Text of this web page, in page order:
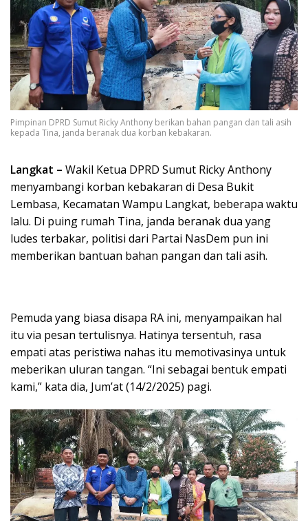
Pimpinan DPRD Sumut Ricky Anthony berikan bahan pangan dan tali asih
kepada Tina, janda beranak dua korban kebakaran.
Langkat – Wakil Ketua DPRD Sumut Ricky Anthony
menyambangi korban kebakaran di Desa Bukit
Lembasa, Kecamatan Wampu Langkat, beberapa waktu
lalu. Di puing rumah Tina, janda beranak dua yang
ludes terbakar, politisi dari Partai NasDem pun ini
memberikan bantuan bahan pangan dan tali asih.
Pemuda yang biasa disapa RA ini, menyampaikan hal
itu via pesan tertulisnya. Hatinya tersentuh, rasa
empati atas peristiwa nahas itu memotivasinya untuk
meberikan uluran tangan. “Ini sebagai bentuk empati
kami,” kata dia, Jum’at (14/2/2025) pagi.